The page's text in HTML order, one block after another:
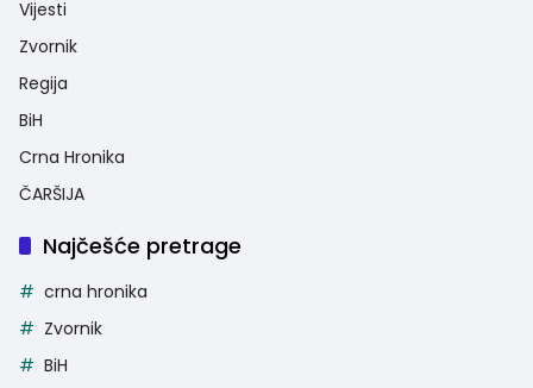
Vijesti
Zvornik
Regija
BiH
Crna Hronika
ČARŠIJA
Najčešće pretrage
crna hronika
Zvornik
BiH